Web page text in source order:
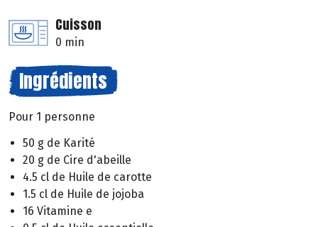
Cuisson
0 min
Ingrédients
Pour 1 personne
50 g de Karité
20 g de Cire d'abeille
4.5 cl de Huile de carotte
1.5 cl de Huile de jojoba
16 Vitamine e